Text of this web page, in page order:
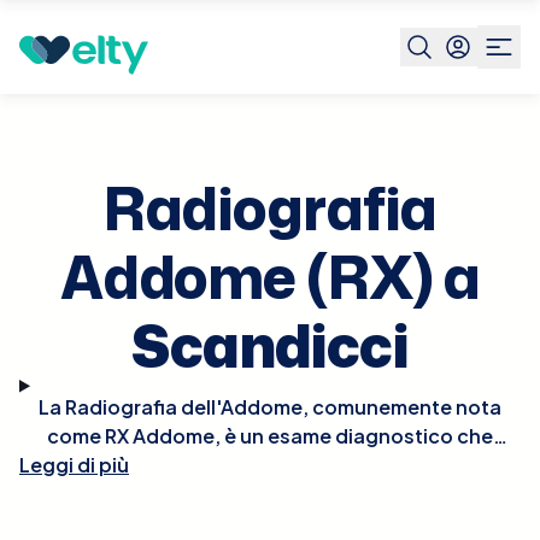
Prenota visita Scandicci
Radiografia
Addome (RX) a
Scandicci
La Radiografia dell'Addome, comunemente nota
come RX Addome, è un esame diagnostico che
utilizza i raggi X per ottenere immagini dettagliate
Leggi di più